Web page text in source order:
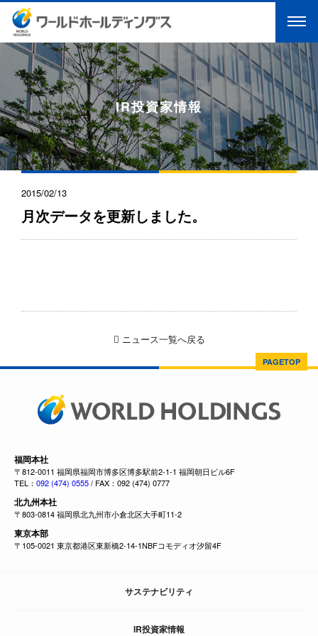
IR投資家情報
2015/02/13
月次データを更新しました。
ニュース一覧へ戻る
PAGETOP
福岡本社
〒812-0011 福岡県福岡市博多区博多駅前2-1-1 福岡朝日ビル6F
TEL： 092 (474) 0555/ FAX：092 (474) 0777
北九州本社
〒803-0814 福岡県北九州市小倉北区大手町11-2
東京本部
〒105-0021 東京都港区東新橋2-14-1NBFコモディオ汐留4F
サステナビリティ
IR投資家情報